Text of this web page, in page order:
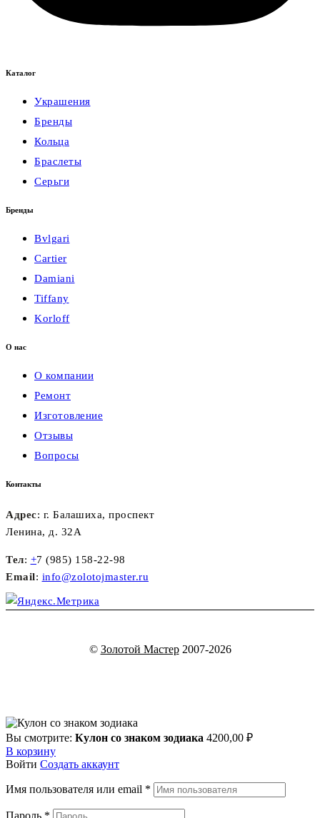
Каталог
Украшения
Бренды
Кольца
Браслеты
Серьги
Бренды
Bvlgari
Cartier
Damiani
Tiffany
Korloff
О нас
О компании
Ремонт
Изготовление
Отзывы
Вопросы
Контакты
Адрес: г. Балашиха, проспект
Ленина, д. 32А
Тел: +7 (985) 158-22-98
Email: info@zolotojmaster.ru
© Золотой Мастер2007-2026
Вы смотрите: Кулон со знаком зодиака 4200,00 ₽
В корзину
Войти Создать аккаунт
Имя пользователя или email *